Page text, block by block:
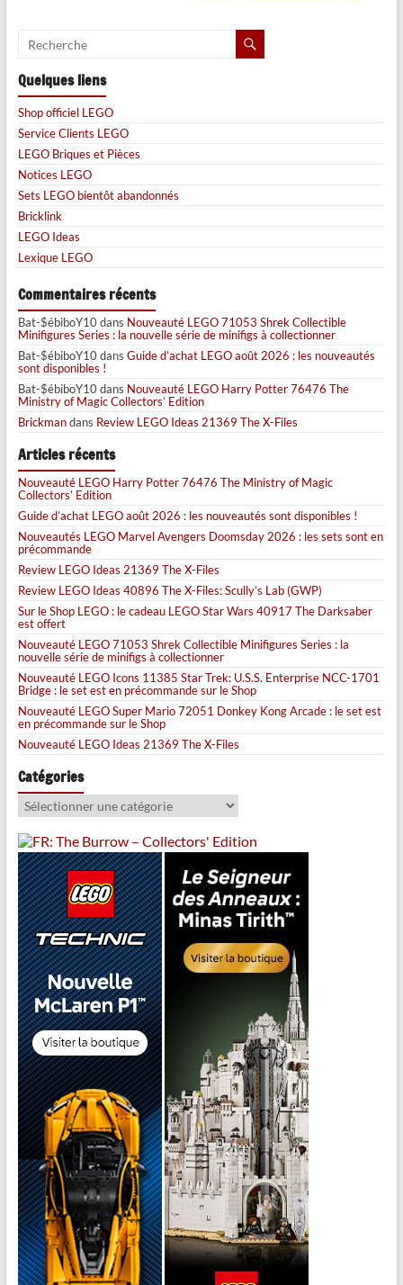
Quelques liens
Shop officiel LEGO
Service Clients LEGO
LEGO Briques et Pièces
Notices LEGO
Sets LEGO bientôt abandonnés
Bricklink
LEGO Ideas
Lexique LEGO
Commentaires récents
Bat-$ébiboY10dans Nouveauté LEGO 71053 Shrek Collectible
Minifigures Series : la nouvelle série de minifigs à collectionner
Bat-$ébiboY10dans Guide d’achat LEGO août 2026 : les nouveautés
sont disponibles !
Bat-$ébiboY10dans Nouveauté LEGO Harry Potter 76476 The
Ministry of Magic Collectors’ Edition
Brickmandans Review LEGO Ideas 21369 The X-Files
Articles récents
Nouveauté LEGO Harry Potter 76476 The Ministry of Magic
Collectors’ Edition
Guide d’achat LEGO août 2026 : les nouveautés sont disponibles !
Nouveautés LEGO Marvel Avengers Doomsday 2026 : les sets sont en
précommande
Review LEGO Ideas 21369 The X-Files
Review LEGO Ideas 40896 The X-Files: Scully’s Lab (GWP)
Sur le Shop LEGO : le cadeau LEGO Star Wars 40917 The Darksaber
est offert
Nouveauté LEGO 71053 Shrek Collectible Minifigures Series : la
nouvelle série de minifigs à collectionner
Nouveauté LEGO Icons 11385 Star Trek: U.S.S. Enterprise NCC-1701
Bridge : le set est en précommande sur le Shop
Nouveauté LEGO Super Mario 72051 Donkey Kong Arcade : le set est
en précommande sur le Shop
Nouveauté LEGO Ideas 21369 The X-Files
Catégories
Catégories